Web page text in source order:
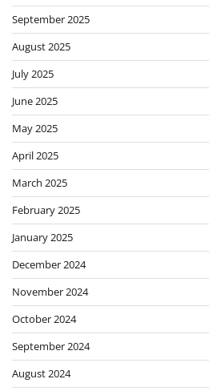
September 2025
August 2025
July 2025
June 2025
May 2025
April 2025
March 2025
February 2025
January 2025
December 2024
November 2024
October 2024
September 2024
August 2024